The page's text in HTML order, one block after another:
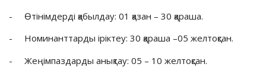
- Өтінімдерді қабылдау: 01 қазан – 30 қараша.
- Номинанттарды іріктеу: 30 қараша –05 желтоқсан.
- Жеңімпаздарды анықтау: 05 – 10 желтоқсан.